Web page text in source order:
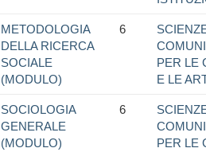
METODOLOGIA
DELLA RICERCA
SOCIALE
(MODULO)
6
PER LE
E LE
SOCIOLOGIA
GENERALE
(MODULO)
6
PER LE